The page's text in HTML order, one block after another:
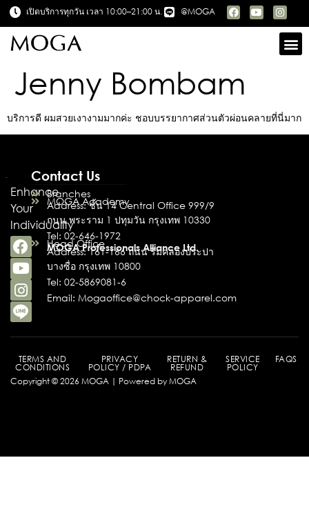
เปิดบริการทุกวัน เวลา 10:00–21:00 น. @MOGA
Jenny Bombam
บริการดี ผมสวยเงางามมากค่ะ ชอบบรรยากาศส่วนตัวผ่อนคลายที่นี่มาก
Enhance
Your
Individuality
Contact Us
Branches
MOGA Academy
Address: ชั้น 14 Central Office 999/9
ถนน พระราม 1 ปทุมวัน กรุงเทพ 10330
Tel: 02-646-1972
Head Office
MOGA Professionals Alliance Ltd.
Address: 161-166 ถนน ริมคลองประปา
บางซื่อ กรุงเทพ 10800
Tel: 02-5869081-6
Email: Mogaoffice@chock-apparel.com
Copyright © 2026 MOGA | Powered by MOGA
TERMS AND
CONDITIONS
PRIVACY
POLICY / PDPA
RETURN &
REFUND
SERVICE
POLICY
FAQS